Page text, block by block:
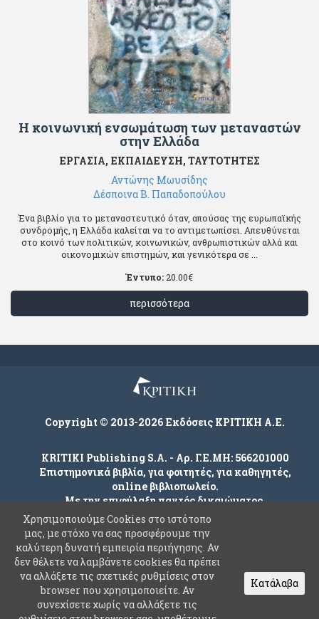
Η κοινωνική ενσωμάτωση των μεταναστών
στην Ελλάδα
ΕΡΓΑΣΙΑ, ΕΚΠΑΙΔΕΥΣΗ, ΤΑΥΤΟΤΗΤΕΣ
Αντώνης Μωυσίδης
Δέσποινα Β. Παπαδοπούλου
Ένα βιβλίο για το μεταναστευτικό όταν, απούσας της ευρωπαϊκής
συνδρομής, η Ελλάδα καλείται να το αντιμετωπίσει. Απευθύνεται
στο κοινό των πολιτικών, κοινωνικών, ανθρωπιστικών αλλά και
οικονομικών επιστημών, και γενικότερα σε ...
Έντυπο: 20.00€
περισσότερα
Copyright © 2013-2026 Εκδόσεις ΚΡΙΤΙΚΗ Α.Ε.
KRITIKI Publishing S.A. - Αρ. Γ.Ε.ΜΗ: 566201000
Επιστημονικά βιβλία, για φοιτητές, για καθηγητές,
online βιβλιοπωλείο.
Με την επιφύλαξη παντός δικαιώματος.
Company
Όροι χρήσης
Πολιτική Ασφαλείας Προσωπικών Δεδομένων
Συχνές Ερωτήσεις
Χρησιμοποιούμε Cookies στο ιστότοπο
μας, με στόχο να σας προσφέρουμε την
καλύτερη δυνατή εμπειρία περιήγησης. Αν
δεν θέλετε να λαμβάνετε cookies θα πρέπει
να αλλάξετε τις σχετικές ρυθμίσεις στον
browser που χρησιμοποιείτε. Αν
συνεχίσετε χωρίς να αλλάξετε τις
Κατάλαβα